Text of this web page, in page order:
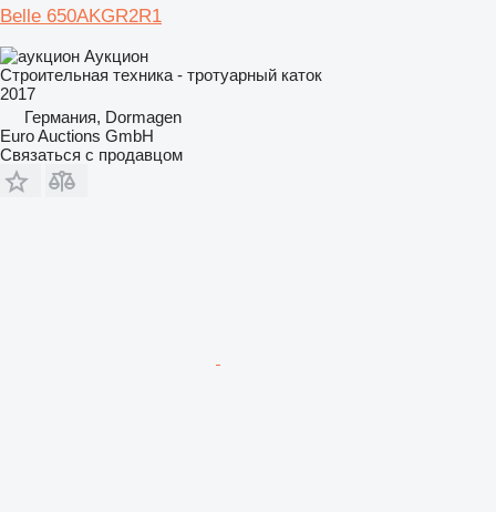
Belle 650AKGR2R1
Аукцион
Строительная техника - тротуарный каток
2017
Германия, Dormagen
Euro Auctions GmbH
Связаться с продавцом